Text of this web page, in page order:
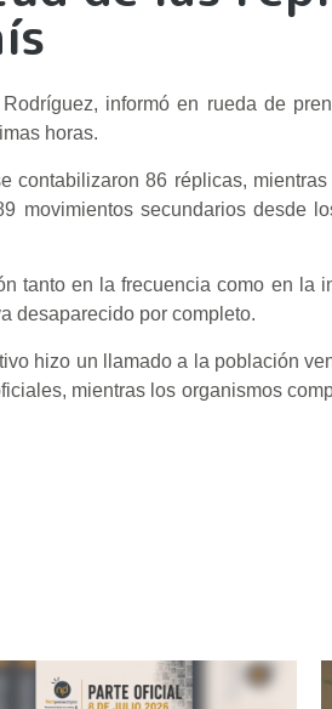
informó en rueda de
horas.
contabilizaron 86 réplicas,
movimientos secundarios desde
tanto en la frecuencia como en la
desaparecido por completo.
hizo un llamado a la población
mientras los organismos